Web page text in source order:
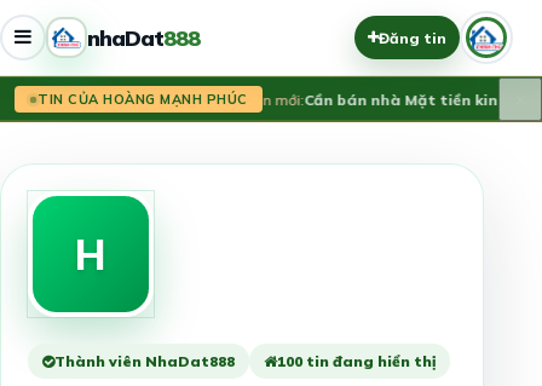
nhaDat888 Đăng tin
TIN CỦA HOÀNG MẠNH PHÚC Tin mới:Cần bán nhà Mặt tiền kinh
H
Thành viên NhaDat888 100 tin đang hiển thị